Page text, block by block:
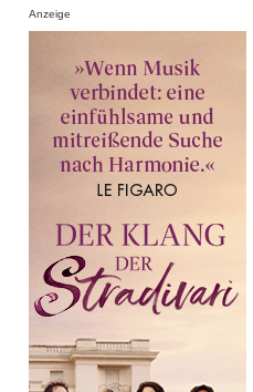
Anzeige